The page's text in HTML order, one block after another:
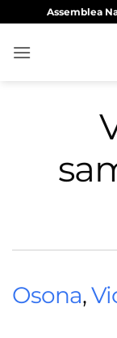
content
Assemblea
Osona,